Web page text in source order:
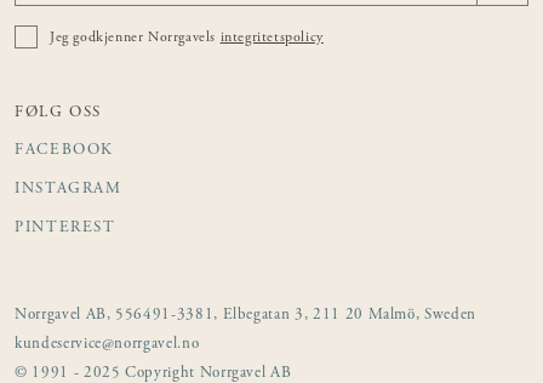
Jeg godkjenner Norrgavels integritetspolicy
FØLG OSS
FACEBOOK
INSTAGRAM
PINTEREST
Norrgavel AB, 556491-3381, Elbegatan 3, 211 20 Malmö, Sweden
kundeservice@norrgavel.no
© 1991 - 2025 Copyright Norrgavel AB